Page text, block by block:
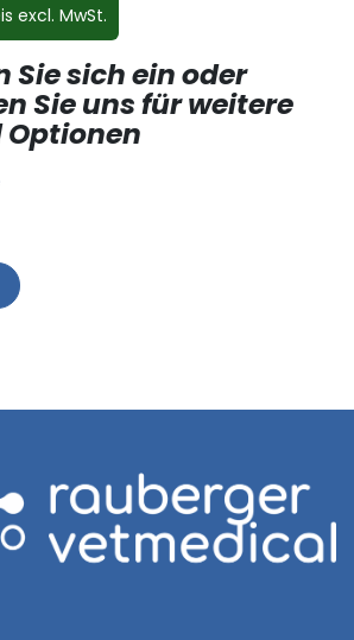
ex​cl. MwSt.
Sie sich ein oder
Sie uns für weitere